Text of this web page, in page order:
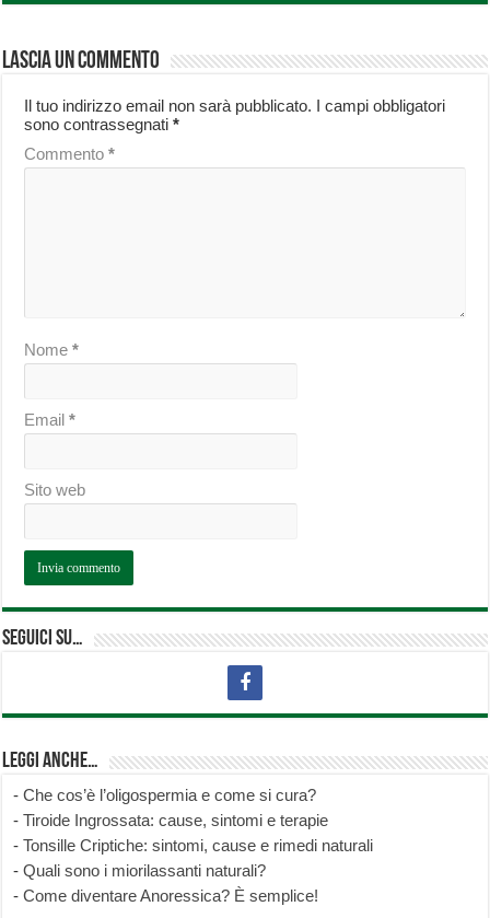
Lascia un commento
Il tuo indirizzo email non sarà pubblicato. I campi obbligatori
sono contrassegnati*
Commento*
Nome*
Email*
Sito web
Seguici su…
Leggi anche…
-Che cos’è l’oligospermia e come si cura?
-Tiroide Ingrossata: cause, sintomi e terapie
-Tonsille Criptiche: sintomi, cause e rimedi naturali
-Quali sono i miorilassanti naturali?
-Come diventare Anoressica? È semplice!